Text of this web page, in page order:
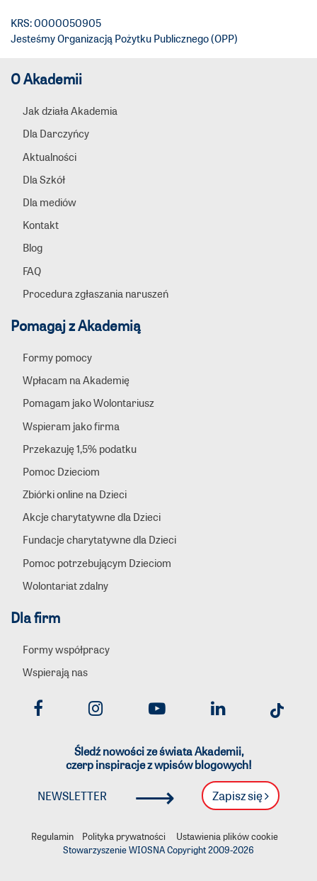
KRS: 0000050905
Jesteśmy Organizacją Pożytku Publicznego (OPP)
O Akademii
Jak działa Akademia
Dla Darczyńcy
Aktualności
Dla Szkół
Dla mediów
Kontakt
Blog
FAQ
Procedura zgłaszania naruszeń
Pomagaj z Akademią
Formy pomocy
Wpłacam na Akademię
Pomagam jako Wolontariusz
Wspieram jako firma
Przekazuję 1,5% podatku
Pomoc Dzieciom
Zbiórki online na Dzieci
Akcje charytatywne dla Dzieci
Fundacje charytatywne dla Dzieci
Pomoc potrzebującym Dzieciom
Wolontariat zdalny
Dla firm
Formy współpracy
Wspierają nas
Śledź nowości ze świata Akademii,
czerp inspiracje z wpisów blogowych!
NEWSLETTER ⟶ Zapisz się
Regulamin Polityka prywatności
Ustawienia plików cookie
Stowarzyszenie WIOSNA Copyright 2009-2026